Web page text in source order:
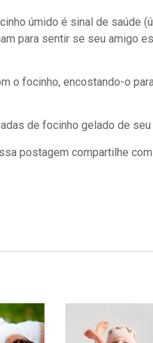
úmido é sinal de saúde
para sentir se seu amigo
o focinho, encostando-o
de focinho gelado de
postagem compartilhe com